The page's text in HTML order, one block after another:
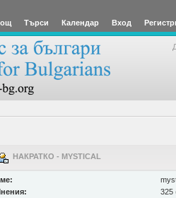
Търси Календар Вход
НАКРАТКО - MYSTICAL
325